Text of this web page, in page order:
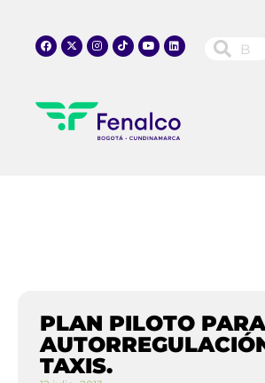
PLAN PILOTO
TAXIS.